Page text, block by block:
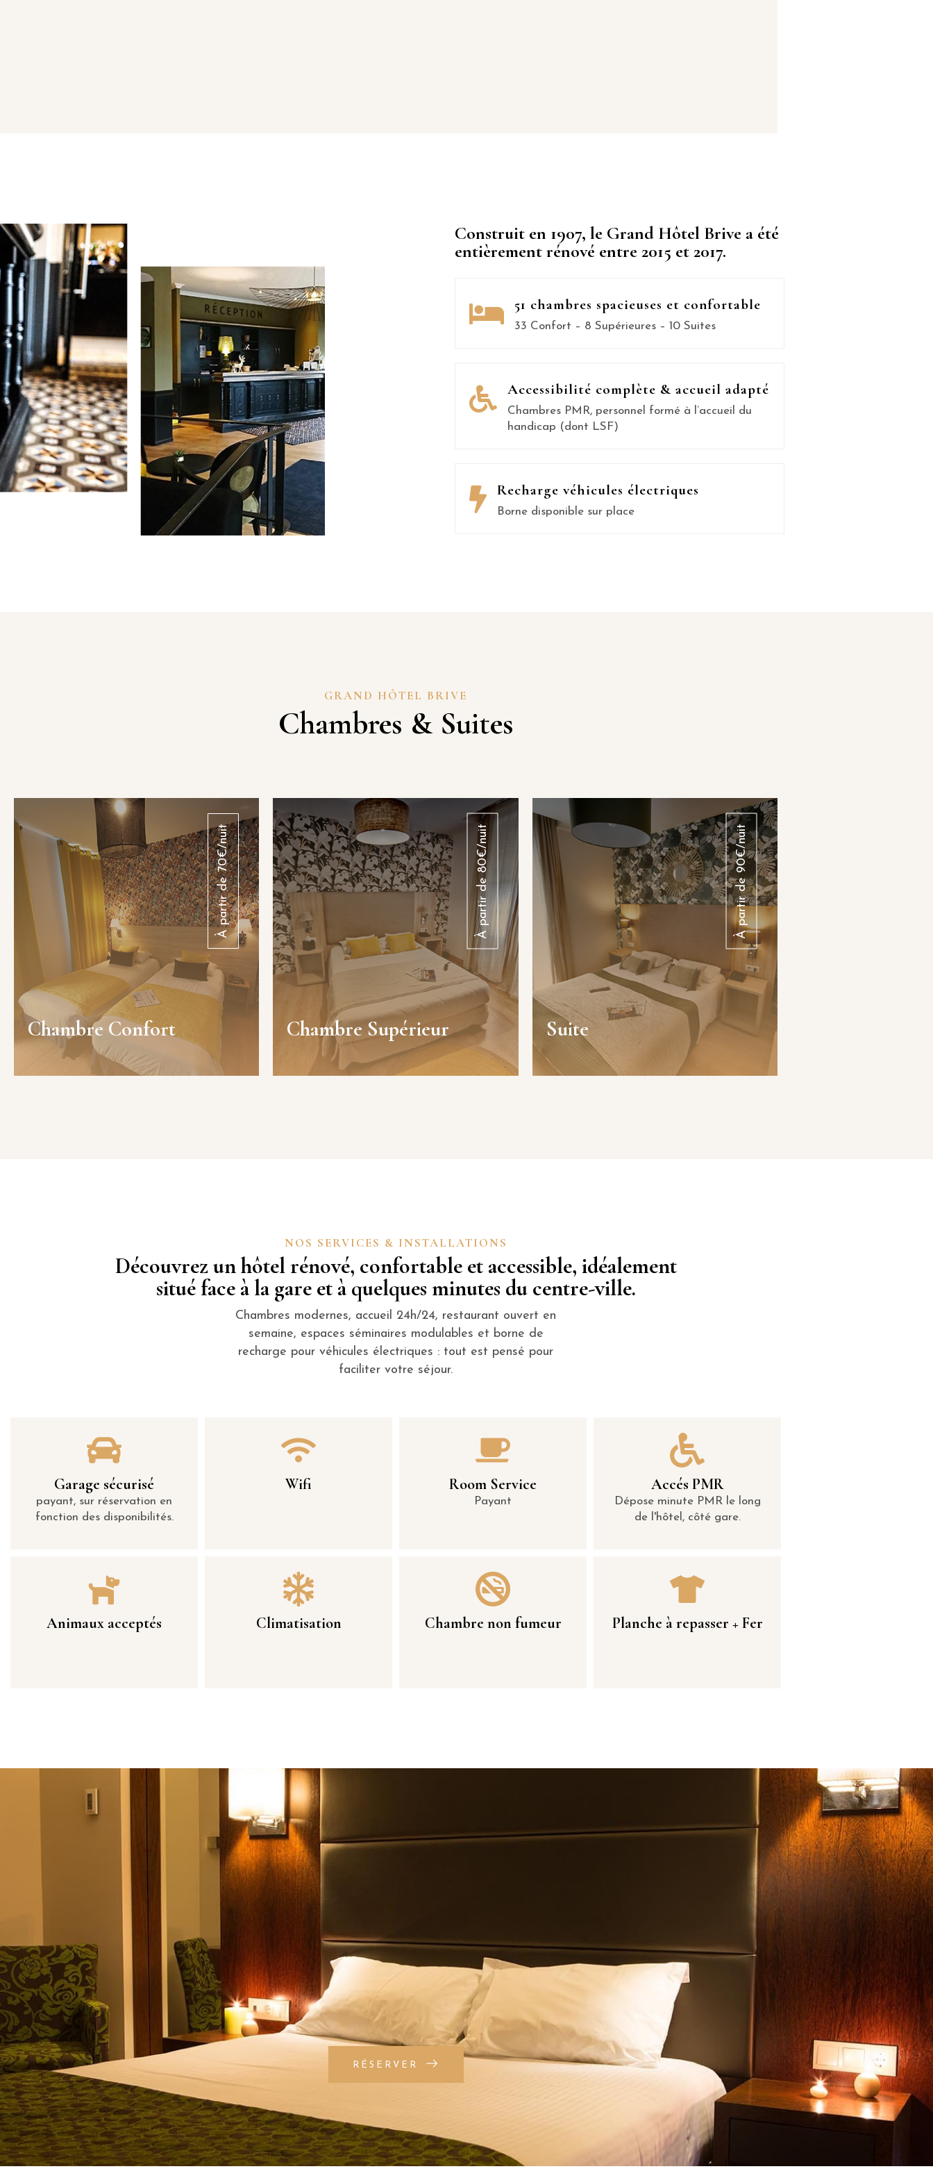
Construit en 1907, le Grand Hôtel Brive a été
entièrement rénové entre 2015 et 2017.
51 chambres spacieuses et confortable
33 Confort – 8 Supérieures – 10 Suites
Accessibilité complète & accueil adapté
Chambres PMR, personnel formé à l’accueil du
handicap (dont LSF)
Recharge véhicules électriques
Borne disponible sur place
GRAND HÔTEL BRIVE
Chambres & Suites
À partir de 70€/nuit
Chambre Confort
Chambre confort
Chambre de 14 m² avec lit 160 cm,
pour 1 à 2 personnes, vue jardin ou
rue. Wifi, climatisation, room service,
fer + planche, animaux acceptés.
PMR accessible, non-fumeur, accueil
24/24. Petit-déjeuner dès 13 €.
RÉSERVER
À partir de 80€/nuit
Chambre Supérieur
Chambre Supérieur
La Chambre Supérieure offre un
espace de 15 à 24 m² avec un lit
Queen Size et un lit d’appoint, idéale
pour accueillir jusqu’à 3 personnes.
Vue jardin ou rue, wifi, climatisation,
fer + planche, et accès PMR. Room
service (payant), animaux acceptés
(5 €/nuit), chambre non-fumeur et
accueil 24h/24. Petit-déjeuner à partir
de 13 €.
RÉSERVER
À partir de 90€/nuit
Suite
Suite
Spacieuse et lumineuse, la Suite offre
entre 28 et 33 m² avec un lit King
Size et un canapé-lit 160 cm, pouvant
accueillir jusqu’à 4 personnes. Vue
jardin, wifi, climatisation, room service
(payant), fer + planche, et accès
PMR. Chambre non-fumeur, animaux
acceptés, accueil 24h/24, petit-
déjeuner dès 13 €.
RÉSERVER
NOS SERVICES & INSTALLATIONS
Découvrez un hôtel rénové, confortable et accessible, idéalement
situé face à la gare et à quelques minutes du centre-ville.
Chambres modernes, accueil 24h/24, restaurant ouvert en
semaine, espaces séminaires modulables et borne de
recharge pour véhicules électriques : tout est pensé pour
faciliter votre séjour.
Garage sécurisé
payant, sur réservation en
fonction des disponibilités.
Wifi Room Service
Payant
Accés PMR
Dépose minute PMR le long
de l'hôtel, côté gare.
Animaux acceptés Climatisation Chambre non fumeur Planche à repasser + Fer
RÉSERVER